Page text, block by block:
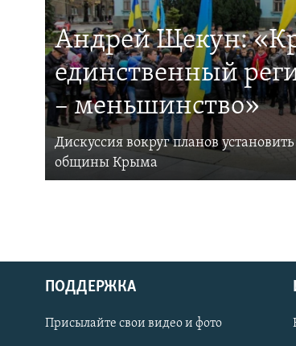
Українською
Андрей Щекун:
единственный
– меньшинство»
Дискуссия вокруг планов
общины Крыма
ПОДДЕРЖКА
Присылайте свои видео и фото